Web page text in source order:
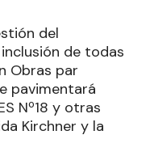
del
de todas
Obras par
pavimentará
Nº18 y otras
Kirchner y la